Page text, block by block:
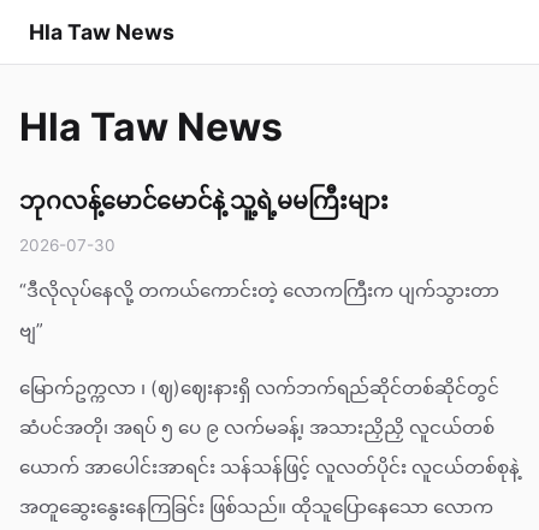
Hla Taw News
Hla Taw News
ဘုဂလန့်မောင်မောင်နဲ့ သူ့ရဲ့မမကြီးများ
2026-07-30
“ဒီလိုလုပ်နေလို့ တကယ်ကောင်းတဲ့ လောကကြီးက ပျက်သွားတာ
ဗျ”
မြောက်ဥက္ကလာ ၊ (ဈ)ဈေးနားရှိ လက်ဘက်ရည်ဆိုင်တစ်ဆိုင်တွင်
ဆံပင်အတို၊ အရပ် ၅ ပေ ၉ လက်မခန့်၊ အသားညှိညှိ လူငယ်တစ်
ယောက် အာပေါင်းအာရင်း သန်သန်ဖြင့် လူလတ်ပိုင်း လူငယ်တစ်စုနဲ့
အတူဆွေးနွေးနေကြခြင်း ဖြစ်သည်။ ထိုသူပြောနေသော လောက